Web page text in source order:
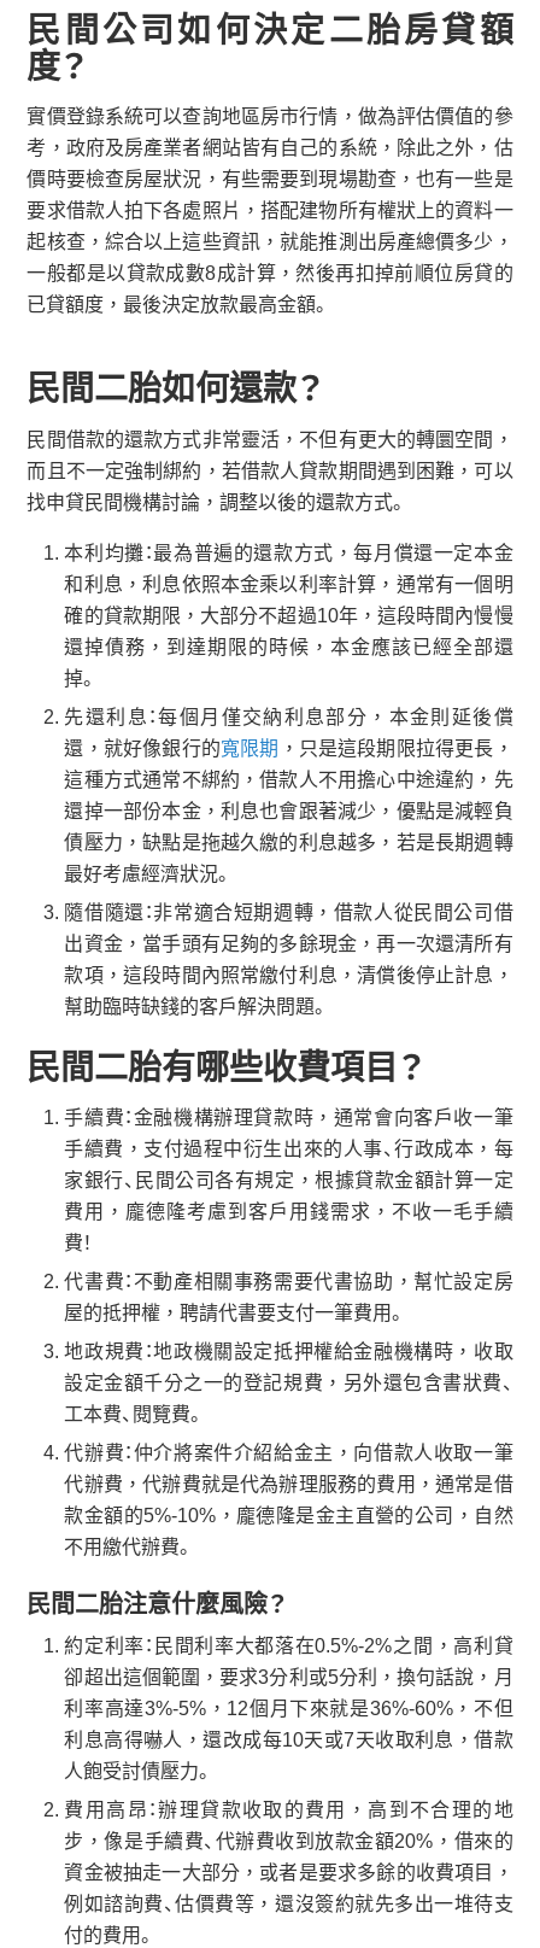
民間公司如何決定二胎房貸額
度？
實價登錄系統可以查詢地區房市行情，做為評估價值的參
考，政府及房產業者網站皆有自己的系統，除此之外，估
價時要檢查房屋狀況，有些需要到現場勘查，也有一些是
要求借款人拍下各處照片，搭配建物所有權狀上的資料一
起核查，綜合以上這些資訊，就能推測出房產總價多少，
一般都是以貸款成數8成計算，然後再扣掉前順位房貸的
已貸額度，最後決定放款最高金額。
民間二胎如何還款？
民間借款的還款方式非常靈活，不但有更大的轉圜空間，
而且不一定強制綁約，若借款人貸款期間遇到困難，可以
找申貸民間機構討論，調整以後的還款方式。
本利均攤：最為普遍的還款方式，每月償還一定本金
和利息，利息依照本金乘以利率計算，通常有一個明
確的貸款期限，大部分不超過10年，這段時間內慢慢
還掉債務，到達期限的時候，本金應該已經全部還
掉。
先還利息：每個月僅交納利息部分，本金則延後償
還，就好像銀行的寬限期 ，只是這段期限拉得更長，
這種方式通常不綁約，借款人不用擔心中途違約，先
還掉一部份本金，利息也會跟著減少，優點是減輕負
債壓力，缺點是拖越久繳的利息越多，若是長期週轉
最好考慮經濟狀況。
隨借隨還：非常適合短期週轉，借款人從民間公司借
出資金，當手頭有足夠的多餘現金，再一次還清所有
款項，這段時間內照常繳付利息，清償後停止計息，
幫助臨時缺錢的客戶解決問題。
民間二胎有哪些收費項目？
手續費：金融機構辦理貸款時，通常會向客戶收一筆
手續費，支付過程中衍生出來的人事、行政成本，每
家銀行、民間公司各有規定，根據貸款金額計算一定
費用，龐德隆考慮到客戶用錢需求，不收一毛手續
費！
代書費：不動產相關事務需要代書協助，幫忙設定房
屋的抵押權，聘請代書要支付一筆費用。
地政規費：地政機關設定抵押權給金融機構時，收取
設定金額千分之一的登記規費，另外還包含書狀費、
工本費、閱覽費。
代辦費：仲介將案件介紹給金主，向借款人收取一筆
代辦費，代辦費就是代為辦理服務的費用，通常是借
款金額的5%-10%，龐德隆是金主直營的公司，自然
不用繳代辦費。
民間二胎注意什麼風險？
約定利率：民間利率大都落在0.5%-2%之間，高利貸
卻超出這個範圍，要求3分利或5分利，換句話說，月
利率高達3%-5%，12個月下來就是36%-60%，不但
利息高得嚇人，還改成每10天或7天收取利息，借款
人飽受討債壓力。
費用高昂：辦理貸款收取的費用，高到不合理的地
步，像是手續費、代辦費收到放款金額20%，借來的
資金被抽走一大部分，或者是要求多餘的收費項目，
例如諮詢費、估價費等，還沒簽約就先多出一堆待支
付的費用。